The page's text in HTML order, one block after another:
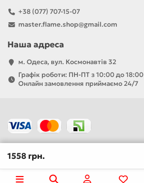
+38 (077) 707-15-07
master.flame.shop@gmail.com
Наша адреса
м. Одеса, вул. Космонавтів 32
Графік роботи: ПН-ПТ з 10:00 до 18:00
Онлайн замовлення приймаємо 24/7
1558 грн.